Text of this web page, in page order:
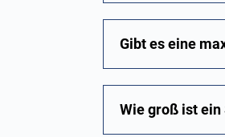
Gibt es eine
Wie groß ist